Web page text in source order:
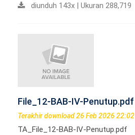
diunduh 143x | Ukuran 288,719
File_12-BAB-IV-Penutup.pdf
Terakhir download 26 Feb 2026 22:02
TA_File_12-BAB-IV-Penutup.pdf